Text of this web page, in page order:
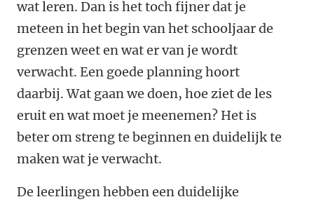
wat leren. Dan is het toch fijner dat je
meteen in het begin van het schooljaar de
grenzen weet en wat er van je wordt
verwacht. Een goede planning hoort
daarbij. Wat gaan we doen, hoe ziet de les
eruit en wat moet je meenemen? Het is
beter om streng te beginnen en duidelijk te
maken wat je verwacht.
De leerlingen hebben een duidelijke